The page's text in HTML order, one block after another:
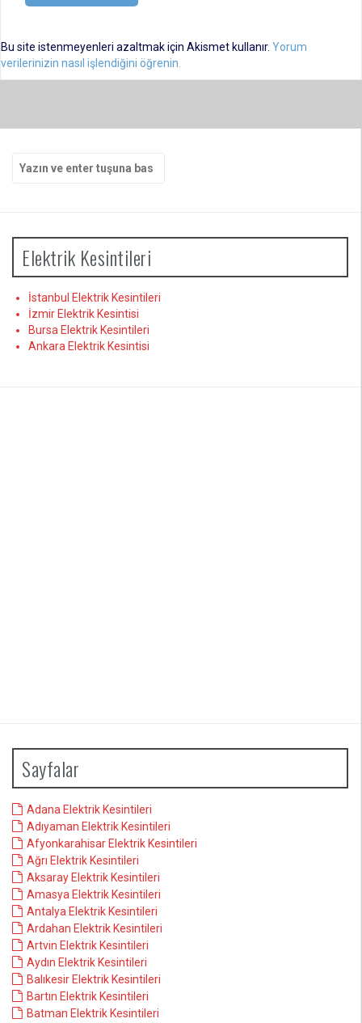
Bu site istenmeyenleri azaltmak için Akismet kullanır. Yorum
verilerinizin nasıl işlendiğini öğrenin.
yap:
Elektrik Kesintileri
İstanbul Elektrik Kesintileri
İzmir Elektrik Kesintisi
Bursa Elektrik Kesintileri
Ankara Elektrik Kesintisi
Sayfalar
Adana Elektrik Kesintileri
Adıyaman Elektrik Kesintileri
Afyonkarahisar Elektrik Kesintileri
Ağrı Elektrik Kesintileri
Aksaray Elektrik Kesintileri
Amasya Elektrik Kesintileri
Antalya Elektrik Kesintileri
Ardahan Elektrik Kesintileri
Artvin Elektrik Kesintileri
Aydın Elektrik Kesintileri
Balıkesir Elektrik Kesintileri
Bartın Elektrik Kesintileri
Batman Elektrik Kesintileri